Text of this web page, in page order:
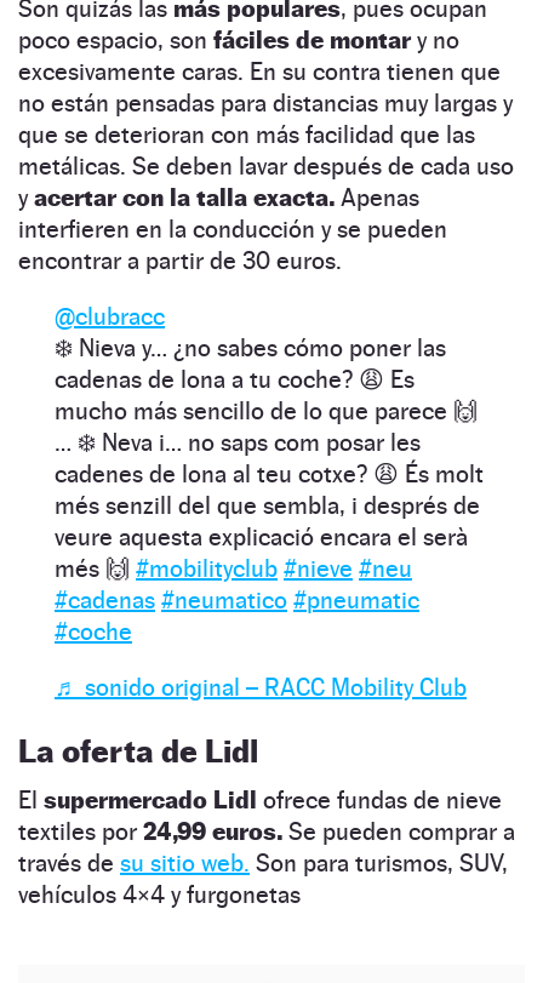
Son quizás las más populares, pues ocupan
poco espacio, son fáciles de montary no
excesivamente caras. En su contra tienen que
no están pensadas para distancias muy largas y
que se deterioran con más facilidad que las
metálicas. Se deben lavar después de cada uso
yacertar con la talla exacta. Apenas
interfieren en la conducción y se pueden
encontrar a partir de 30 euros.
@clubracc
❄️ Nieva y… ¿no sabes cómo poner las
cadenas de lona a tu coche? 😩 Es
mucho más sencillo de lo que parece 🙌
… ❄️ Neva i… no saps com posar les
cadenes de lona al teu cotxe? 😩 És molt
més senzill del que sembla, i després de
veure aquesta explicació encara el serà
més 🙌 #mobilityclub #nieve #neu
#cadenas #neumatico #pneumatic
#coche
♬ sonido original – RACC Mobility Club
La oferta de Lidl
El supermercado Lidl ofrece fundas de nieve
textiles por 24,99 euros. Se pueden comprar a
través de su sitio web. Son para turismos, SUV,
vehículos 4×4 y furgonetas